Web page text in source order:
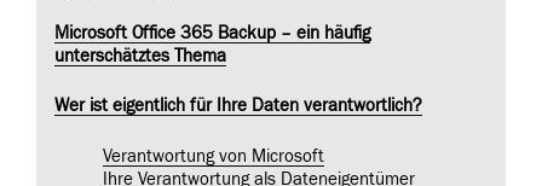
Microsoft Office 365 Backup – ein häufig
unterschätztes Thema
Wer ist eigentlich für Ihre Daten verantwortlich?
Verantwortung von Microsoft
Ihre Verantwortung als Dateneigentümer